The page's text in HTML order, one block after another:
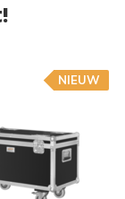
NIEUW